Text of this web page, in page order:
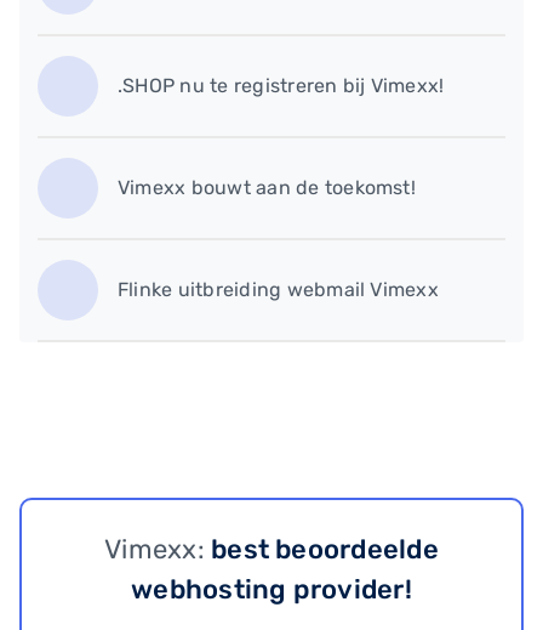
.SHOP nu te registreren bij Vimexx!
Vimexx bouwt aan de toekomst!
Flinke uitbreiding webmail Vimexx
Vimexx: best beoordeelde
webhosting provider!